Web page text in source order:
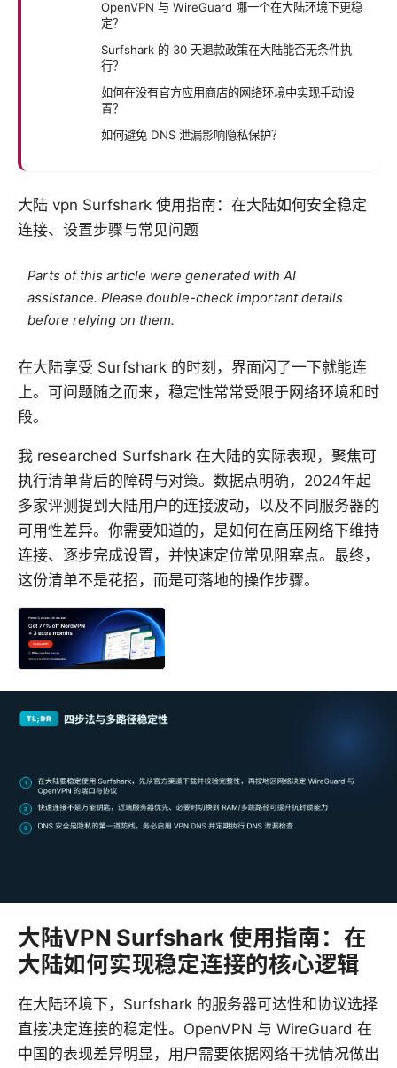
OpenVPN 与 WireGuard 哪一个在大陆环境下更稳
定？
Surfshark 的 30 天退款政策在大陆能否无条件执
行？
如何在没有官方应用商店的网络环境中实现手动设
置？
如何避免 DNS 泄漏影响隐私保护？
大陆 vpn Surfshark 使用指南：在大陆如何安全稳定
连接、设置步骤与常见问题
Parts of this article were generated with AI
assistance. Please double-check important details
before relying on them.
在大陆享受 Surfshark 的时刻，界面闪了一下就能连
上。可问题随之而来，稳定性常常受限于网络环境和时
段。
我 researched Surfshark 在大陆的实际表现，聚焦可
执行清单背后的障碍与对策。数据点明确，2024年起
多家评测提到大陆用户的连接波动，以及不同服务器的
可用性差异。你需要知道的，是如何在高压网络下维持
连接、逐步完成设置，并快速定位常见阻塞点。最终，
这份清单不是花招，而是可落地的操作步骤。
大陆VPN Surfshark 使用指南：在
大陆如何实现稳定连接的核心逻辑
在大陆环境下，Surfshark 的服务器可达性和协议选择
直接决定连接的稳定性。OpenVPN 与 WireGuard 在
中国的表现差异明显，用户需要依据网络干扰情况做出